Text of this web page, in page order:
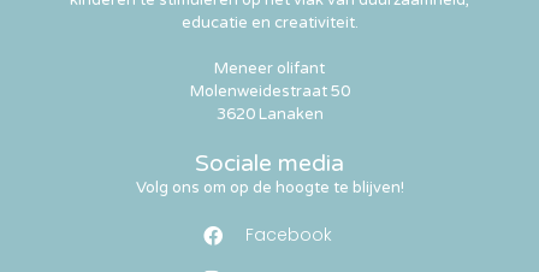
Sociale media
Volg ons om op de hoogte te blijven!
Facebook
educatie en creativiteit.
Meneer olifant
Molenweidestraat 50
3620 Lanaken